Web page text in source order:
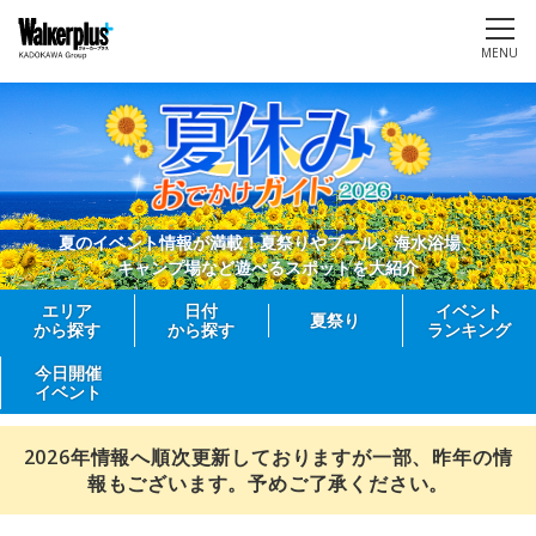
MENU
夏のイベント情報が満載！夏祭りやプール、海水浴場、
キャンプ場など遊べるスポットを大紹介
エリア
から探す
日付
から探す
夏祭り
イベント
ランキング
今日開催
イベント
2026年情報へ順次更新しておりますが一部、昨年の情
報もございます。予めご了承ください。